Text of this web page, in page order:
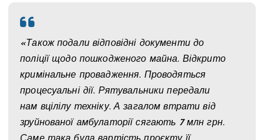
«Також подали відповідні документи до
поліції щодо пошкодженого майна. Відкрито
кримінальне провадження. Проводяться
процесуальні дії. Рятувальники передали
нам вцілілу техніку. А загалом втрати від
зруйнованої амбулаторії сягають 7 млн грн.